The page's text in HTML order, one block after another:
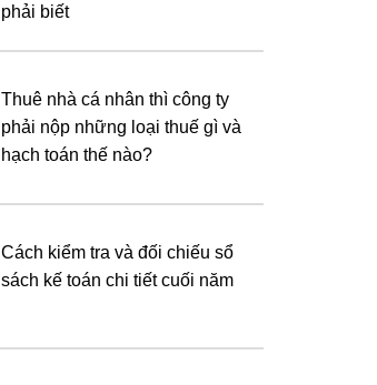
phải biết
Thuê nhà cá nhân thì công ty
phải nộp những loại thuế gì và
hạch toán thế nào?
Cách kiểm tra và đối chiếu sổ
sách kế toán chi tiết cuối năm